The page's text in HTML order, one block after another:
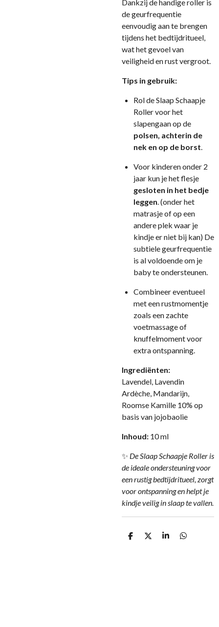
Dankzij de handige roller is
de geurfrequentie
eenvoudig aan te brengen
tijdens het bedtijdritueel,
wat het gevoel van
veiligheid en rust vergroot.
Tips in gebruik:
Rol de Slaap Schaapje
Roller voor het
slapengaan op de
polsen, achterin de
nek en op de borst.
Voor kinderen onder 2
jaar kun je het flesje
gesloten in het bedje
leggen. (onder het
matrasje of op een
andere plek waar je
kindje er niet bij kan) De
subtiele geurfrequentie
is al voldoende om je
baby te ondersteunen.
Combineer eventueel
met een rustmomentje
zoals een zachte
voetmassage of
knuffelmoment voor
extra ontspanning.
Ingrediënten:
Lavendel, Lavendin
Ardèche, Mandarijn,
Roomse Kamille 10% op
basis van jojobaolie
Inhoud: 10 ml
✨ De Slaap Schaapje Roller is
de ideale ondersteuning voor
een rustig bedtijdritueel, zorgt
voor ontspanning en helpt je
kindje veilig in slaap te vallen.
D
D
S
D